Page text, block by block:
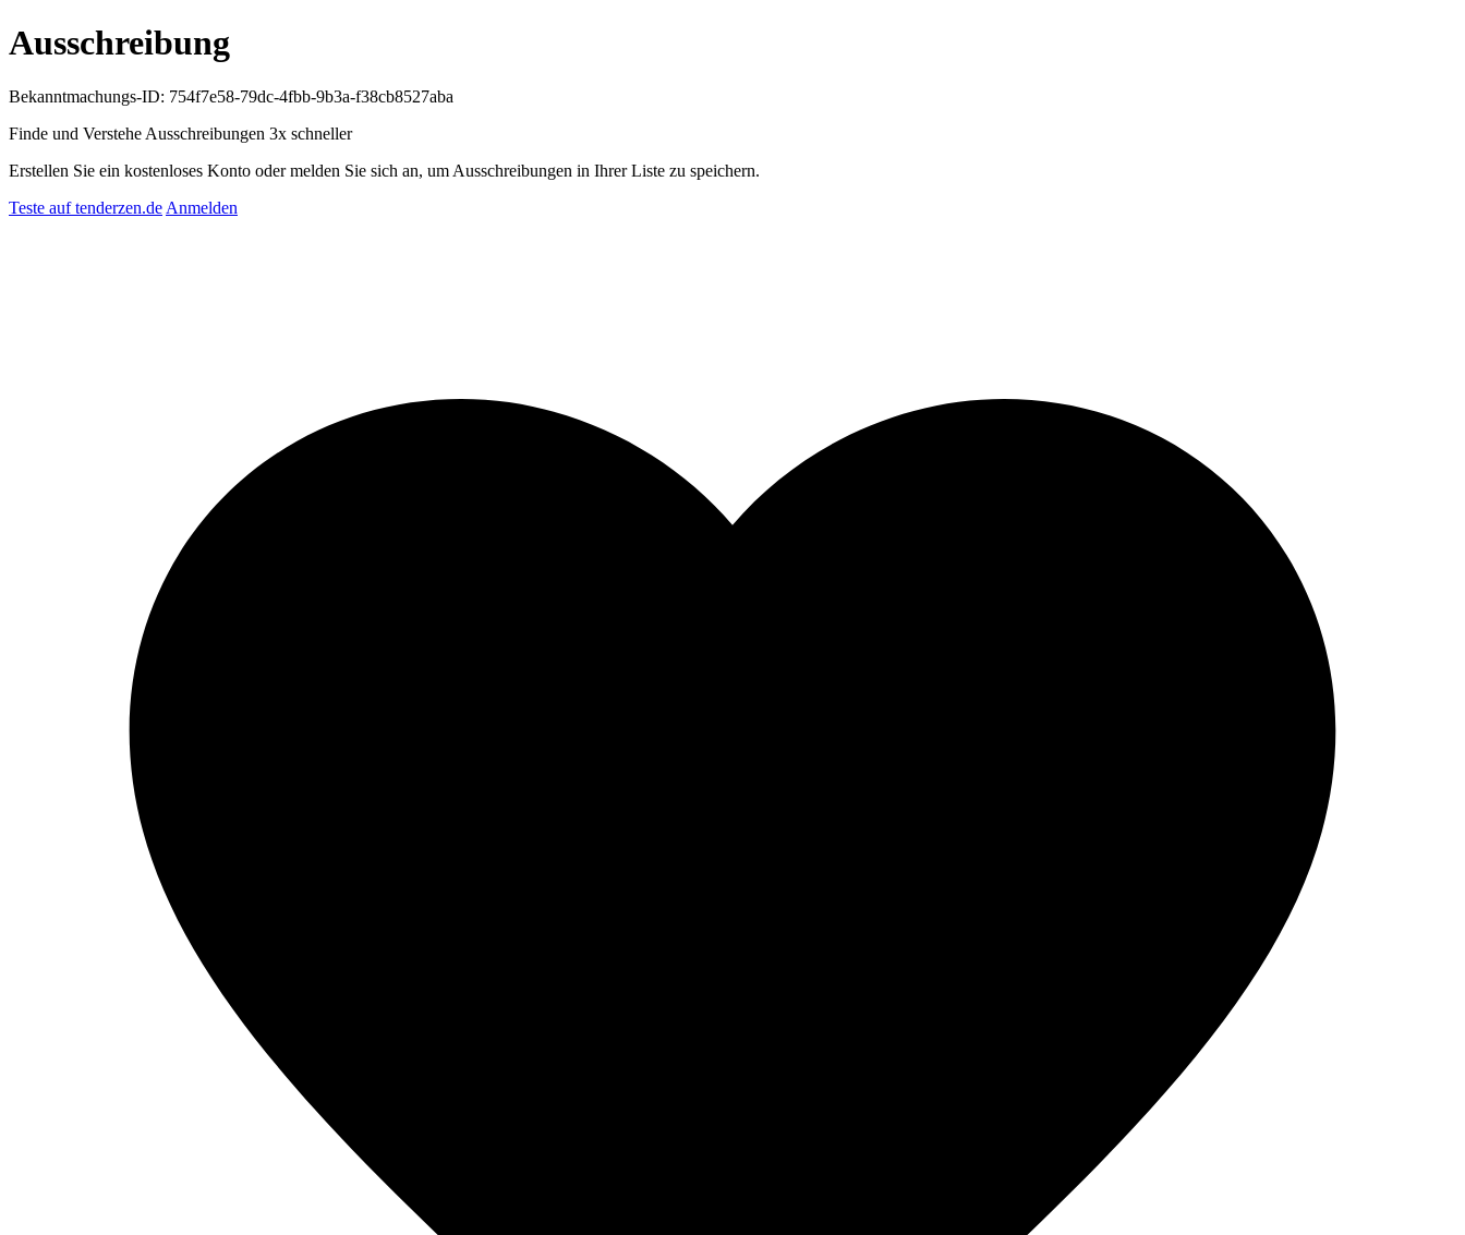
Ausschreibung
Bekanntmachungs-ID: 754f7e58-79dc-4fbb-9b3a-f38cb8527aba
Finde und Verstehe Ausschreibungen 3x schneller
Erstellen Sie ein kostenloses Konto oder melden Sie sich an, um Ausschreibungen in Ihrer Liste zu speichern.
Teste auf tenderzen.de Anmelden